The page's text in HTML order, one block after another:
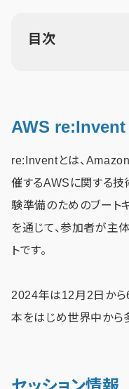
目次
AWS re:Invent
re:Inventとは、
催するAWSに関する技
験準備のためのブート
を通じて、参加者が主
トです。
2024年は12月2日から
本をはじめ世界中から